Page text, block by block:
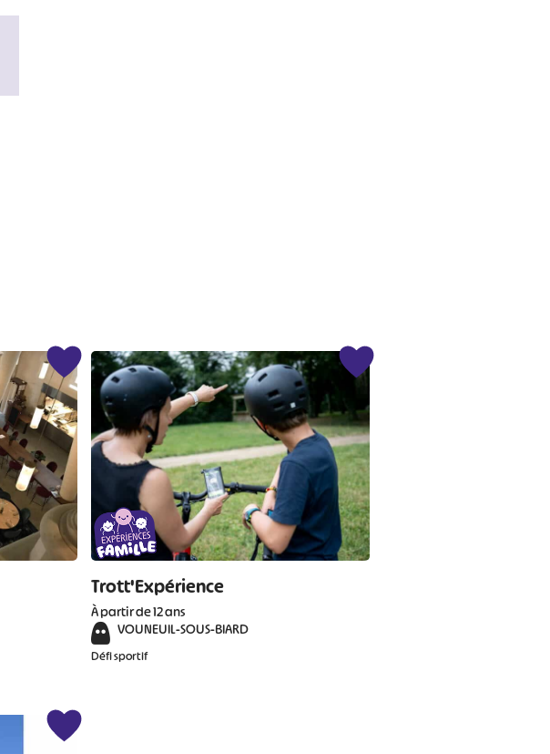
Trott'Expérience
À partir de 12 ans
VOUNEUIL-SOUS-BIARD
Défi sportif
#